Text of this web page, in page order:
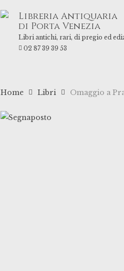
Libreria Antiquaria
di Porta Venezia
Libri antichi, rari, di pregio ed
02 87 39 39 53
Home Libri Omaggio a